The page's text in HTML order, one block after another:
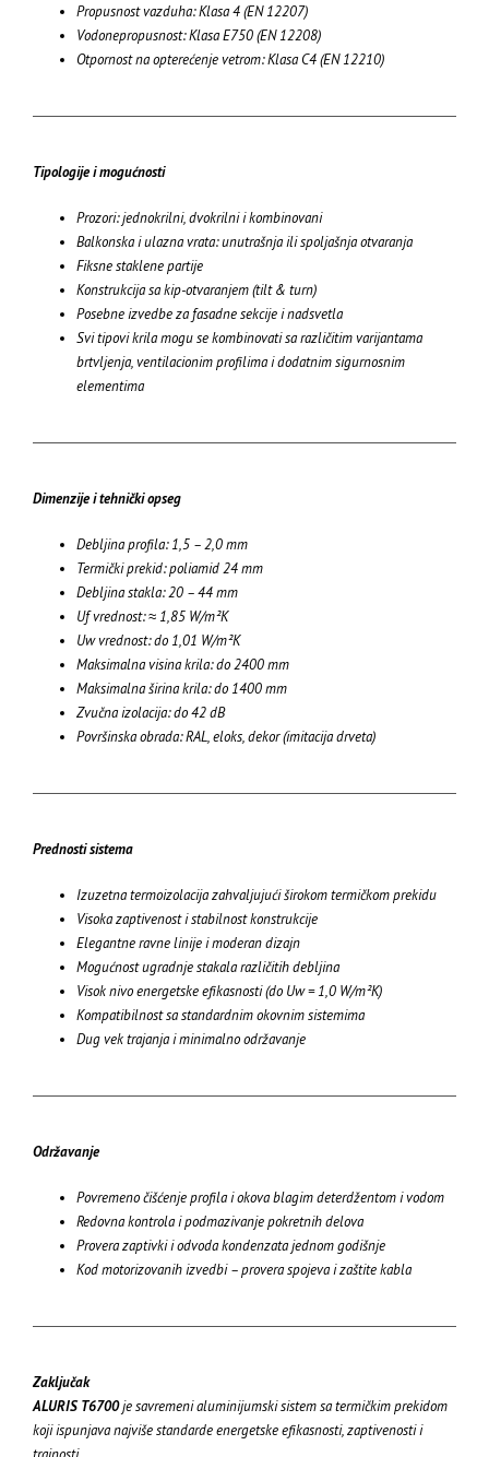
Propusnost vazduha: Klasa 4 (EN 12207)
Vodonepropusnost: Klasa E750 (EN 12208)
Otpornost na opterećenje vetrom: Klasa C4 (EN 12210)
Tipologije i mogućnosti
Prozori: jednokrilni, dvokrilni i kombinovani
Balkonska i ulazna vrata: unutrašnja ili spoljašnja otvaranja
Fiksne staklene partije
Konstrukcija sa kip-otvaranjem (tilt & turn)
Posebne izvedbe za fasadne sekcije i nadsvetla
Svi tipovi krila mogu se kombinovati sa različitim varijantama
brtvljenja, ventilacionim profilima i dodatnim sigurnosnim
elementima
Dimenzije i tehnički opseg
Debljina profila: 1,5 – 2,0 mm
Termički prekid: poliamid 24 mm
Debljina stakla: 20 – 44 mm
Uf vrednost: ≈ 1,85 W/m²K
Uw vrednost: do 1,01 W/m²K
Maksimalna visina krila: do 2400 mm
Maksimalna širina krila: do 1400 mm
Zvučna izolacija: do 42 dB
Površinska obrada: RAL, eloks, dekor (imitacija drveta)
Prednosti sistema
Izuzetna termoizolacija zahvaljujući širokom termičkom prekidu
Visoka zaptivenost i stabilnost konstrukcije
Elegantne ravne linije i moderan dizajn
Mogućnost ugradnje stakala različitih debljina
Visok nivo energetske efikasnosti (do Uw = 1,0 W/m²K)
Kompatibilnost sa standardnim okovnim sistemima
Dug vek trajanja i minimalno održavanje
Održavanje
Povremeno čišćenje profila i okova blagim deterdžentom i vodom
Redovna kontrola i podmazivanje pokretnih delova
Provera zaptivki i odvoda kondenzata jednom godišnje
Kod motorizovanih izvedbi – provera spojeva i zaštite kabla
Zaključak
ALURIS T6700je savremeni aluminijumski sistem sa termičkim prekidom
koji ispunjava najviše standarde energetske efikasnosti, zaptivenosti i